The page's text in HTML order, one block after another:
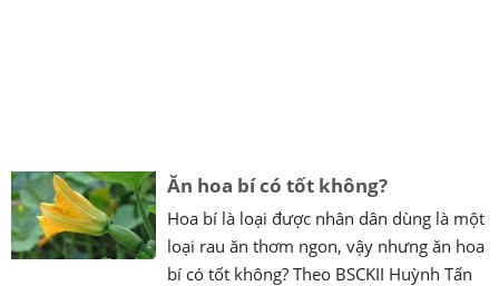
Ăn hoa bí có tốt không?
Hoa bí là loại được nhân dân dùng là một
loại rau ăn thơm ngon, vậy nhưng ăn hoa
bí có tốt không? Theo BSCKII Huỳnh Tấn